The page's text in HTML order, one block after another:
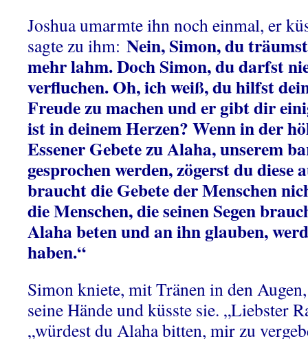
Joshua umarmte ihn noch einmal, er
sagte zu ihm: Nein, Simon, du
mehr lahm. Doch Simon, du darfst
verfluchen. Oh, ich weiß, du hilfst
Freude zu machen und er gibt dir
ist in deinem Herzen? Wenn in der
Essener Gebete zu Alaha, unserem
gesprochen werden, zögerst du diese
braucht die Gebete der Menschen
die Menschen, die seinen Segen
Alaha beten und an ihn glauben,
haben.“
Simon kniete, mit Tränen in den
seine Hände und küsste sie. „Liebster
„würdest du Alaha bitten, mir zu